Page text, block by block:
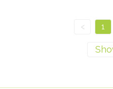
< 1